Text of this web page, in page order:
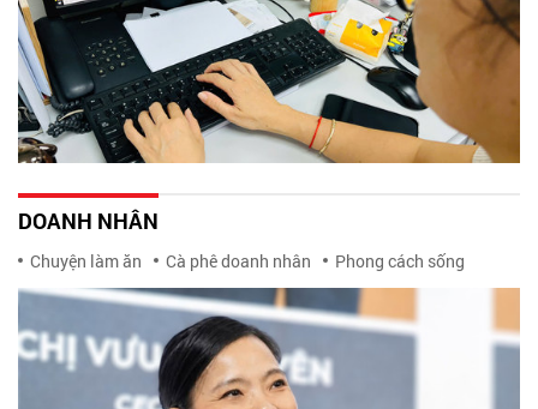
DOANH NHÂN
Chuyện làm ăn Cà phê doanh nhân Phong cách sống